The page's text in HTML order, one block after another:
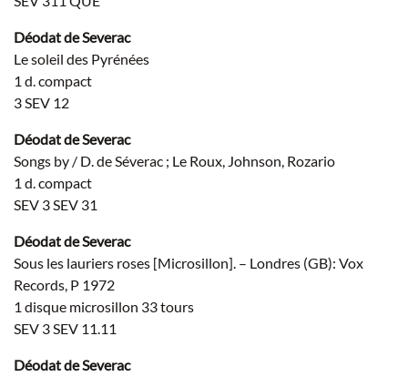
Déodat de Severac
Le soleil des Pyrénées
1 d. compact
3 SEV 12
Déodat de Severac
Songs by / D. de Séverac ; Le Roux, Johnson, Rozario
1 d. compact
SEV 3 SEV 31
Déodat de Severac
Sous les lauriers roses [Microsillon]. – Londres (GB): Vox
Records, P 1972
1 disque microsillon 33 tours
SEV 3 SEV 11.11
Déodat de Severac